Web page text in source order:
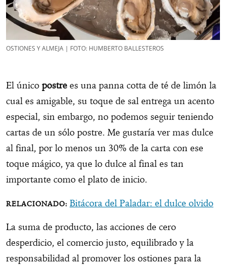
OSTIONES Y ALMEJA | FOTO: HUMBERTO BALLESTEROS
El único postre es una panna cotta de té de limón la
cual es amigable, su toque de sal entrega un acento
especial, sin embargo, no podemos seguir teniendo
cartas de un sólo postre. Me gustaría ver mas dulce
al final, por lo menos un 30% de la carta con ese
toque mágico, ya que lo dulce al final es tan
importante como el plato de inicio.
Bitácora del Paladar: el dulce olvido
La suma de producto, las acciones de cero
desperdicio, el comercio justo, equilibrado y la
responsabilidad al promover los ostiones para la